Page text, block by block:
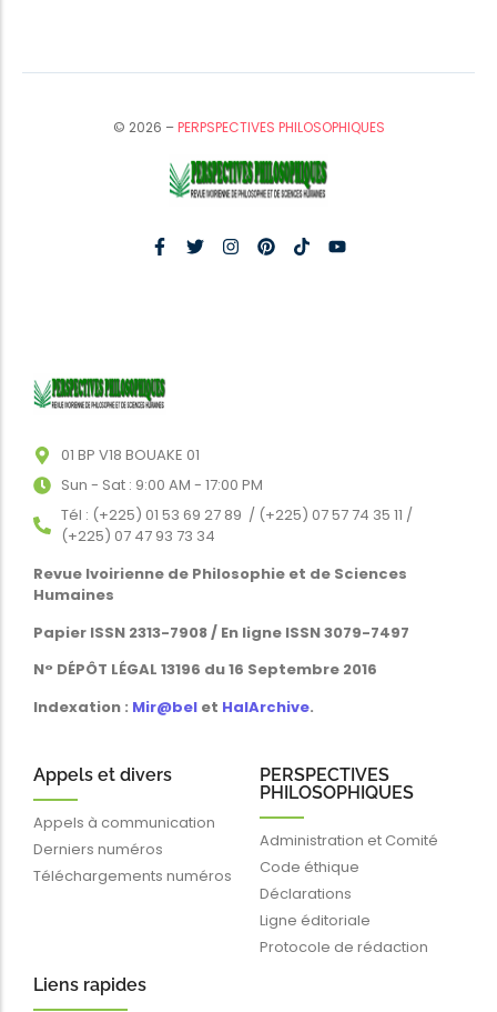
© 2026 –PERPSPECTIVES PHILOSOPHIQUES
01 BP V18 BOUAKE 01
Sun - Sat : 9:00 AM - 17:00 PM
Tél : (+225) 01 53 69 27 89 / (+225) 07 57 74 35 11 /
(+225) 07 47 93 73 34
Revue Ivoirienne de Philosophie et de Sciences
Humaines
Papier ISSN 2313-7908 / En ligne ISSN 3079-7497
N° DÉPÔT LÉGAL 13196 du 16 Septembre 2016
Indexation : Mir@bel et HalArchive.
Appels et divers
Appels à communication
Derniers numéros
Téléchargements numéros
PERSPECTIVES
PHILOSOPHIQUES
Administration et Comité
Code éthique
Déclarations
Ligne éditoriale
Protocole de rédaction
Liens rapides